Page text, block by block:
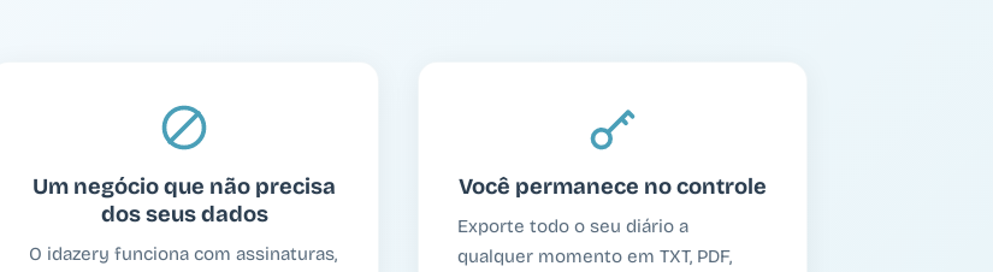
Um negócio que não precisa
dos seus dados
O idazery funciona com assinaturas,
Você permanece no controle
Exporte todo o seu diário a
qualquer momento em TXT, PDF,